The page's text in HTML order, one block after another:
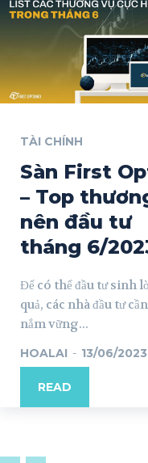
TÀI CHÍNH
Sàn First
– Top
nên đầu tư
tháng 6/
Để có thể đầu tư sinh
quả, các nhà đầu tư
nắm vững...
HOALAI - 13/06/2023
READ